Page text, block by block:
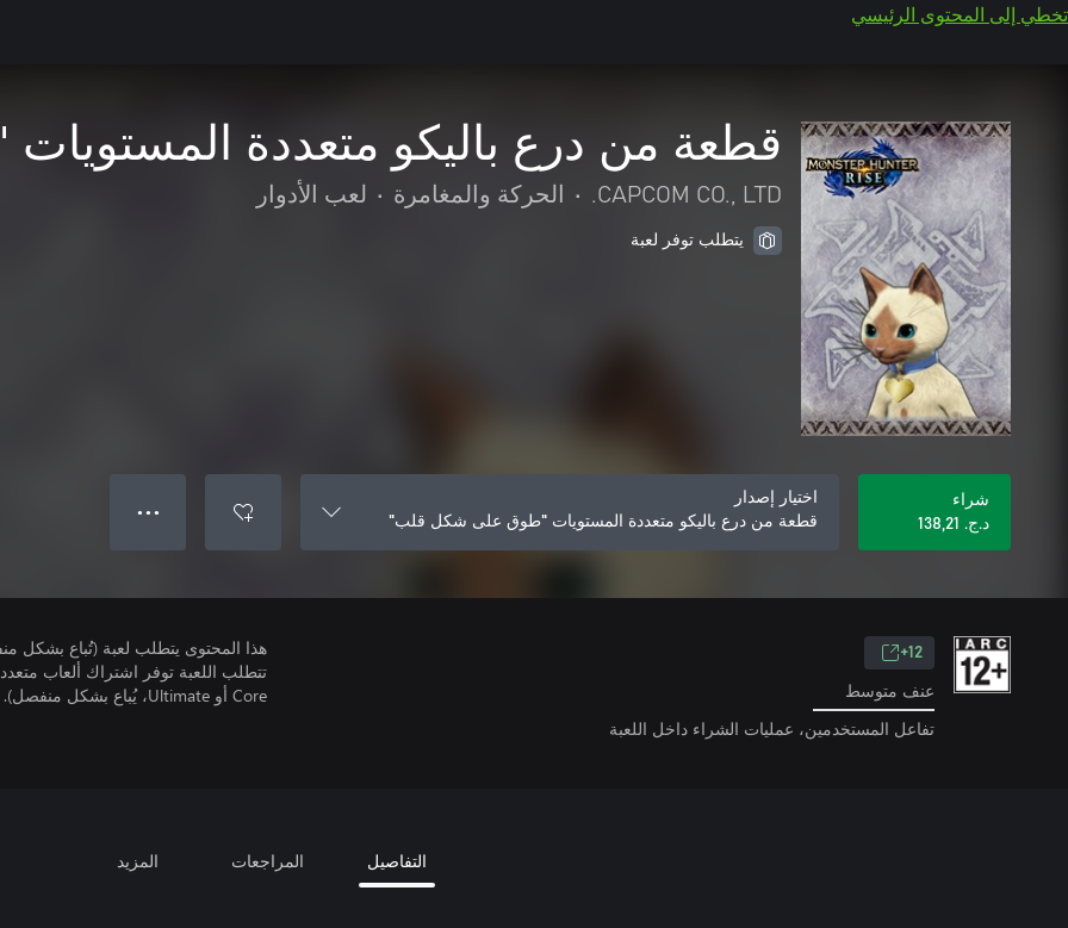
تخطي إلى المحتوى الرئيسي
قطعة من درع باليكو متعددة
CAPCOM CO., LTD.
• الحركة والمغامرة • لعب الأدوار
يتطلب توفر لعبة
شراء
د.ج.‏ 138,21
اختيار إصدار
قطعة من درع باليكو متعددة المستويات "طوق على شكل قلب"
● ● ●
12+
عنف متوسط
تفاعل المستخدمين، عمليات الشراء داخل اللعبة
هذا المحتوى يتطلب لعبة (تُباع بشكل
Core أو Ultimate، يُباع بشكل منفصل).
التفاصيل المراجعات المزيد